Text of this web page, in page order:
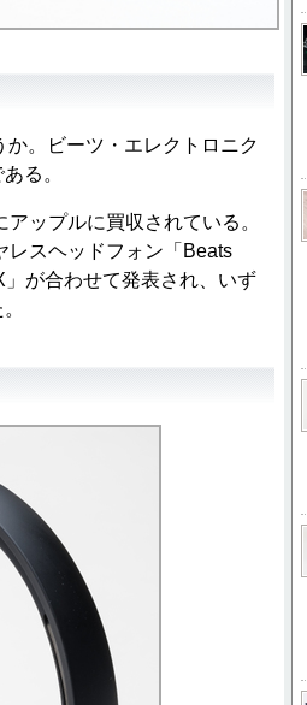
。ビーツ・エレクトロニク
る。
ップルに買収されている。
レスヘッドフォン「Beats
が合わせて発表され、いず